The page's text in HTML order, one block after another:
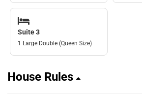
Suite 3
1 Large Double (Queen Size)
House Rules